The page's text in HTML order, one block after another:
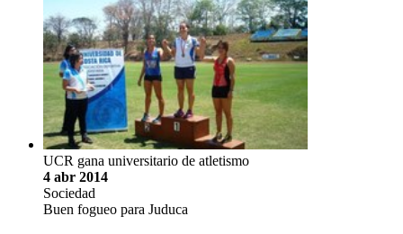
UCR gana universitario de atletismo
4 abr 2014
Sociedad
Buen fogueo para Juduca